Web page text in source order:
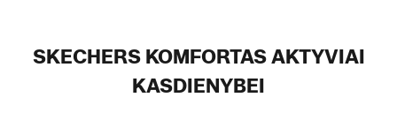
SKECHERS KOMFORTAS AKTYVIAI
KASDIENYBEI